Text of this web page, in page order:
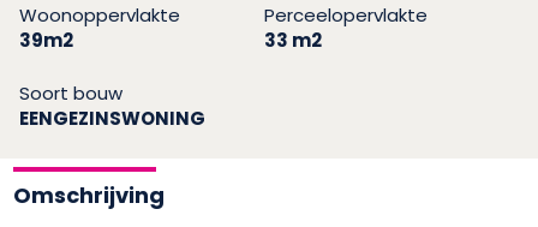
Woonoppervlakte
39m2
Perceelopervlakte
33 m2
Soort bouw
EENGEZINSWONING
Omschrijving